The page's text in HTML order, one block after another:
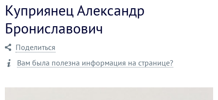
Куприянец Александр
Брониславович
Поделиться
Вам была полезна информация на странице?